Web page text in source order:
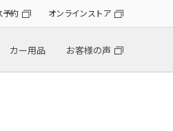
予約 オンラインストア
カー用品 お客様の声